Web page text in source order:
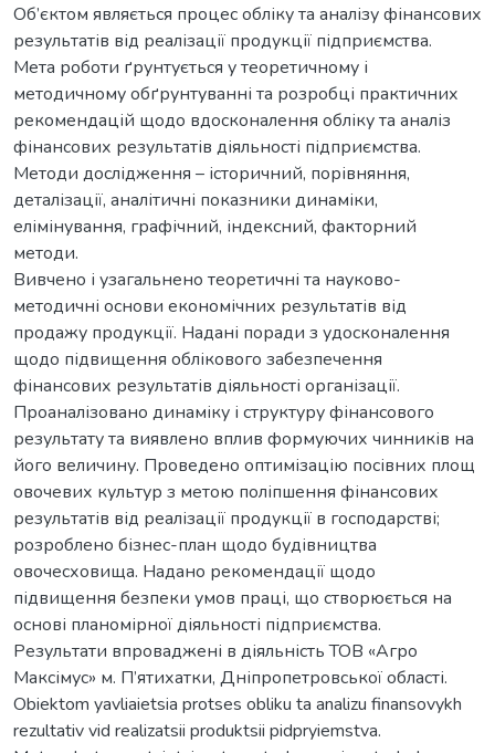
Об’єктом являється процес обліку та аналізу фінансових
результатів від реалізації продукції підприємства.
Мета роботи ґрунтується у теоретичному і
методичному обґрунтуванні та розробці практичних
рекомендацій щодо вдосконалення обліку та аналіз
фінансових результатів діяльності підприємства.
Методи дослідження – історичний, порівняння,
деталізації, аналітичні показники динаміки,
елімінування, графічний, індексний, факторний
методи.
Вивчено і узагальнено теоретичні та науково-
методичні основи економічних результатів від
продажу продукції. Надані поради з удосконалення
щодо підвищення облікового забезпечення
фінансових результатів діяльності організації.
Проаналізовано динаміку і структуру фінансового
результату та виявлено вплив формуючих чинників на
його величину. Проведено оптимізацію посівних площ
овочевих культур з метою поліпшення фінансових
результатів від реалізації продукції в господарстві;
розроблено бізнес-план щодо будівництва
овочесховища. Надано рекомендації щодо
підвищення безпеки умов праці, що створюється на
основі планомірної діяльності підприємства.
Результати впроваджені в діяльність ТОВ «Агро
Максімус» м. П’ятихатки, Дніпропетровської області.
Obiektom yavliaietsia protses obliku ta analizu finansovykh
rezultativ vid realizatsii produktsii pidpryiemstva.